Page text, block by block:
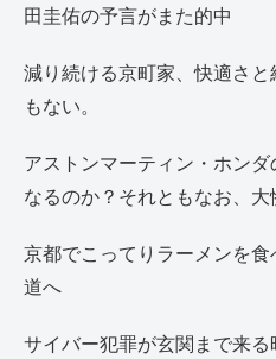
田圭佑の予言がまた的中
減り続ける京町家、快適さ
もない。
アストンマーティン・ホン
なるのか？それともなお、大
京都でこってりラーメンを
道へ
サイバー犯罪が玄関まで来